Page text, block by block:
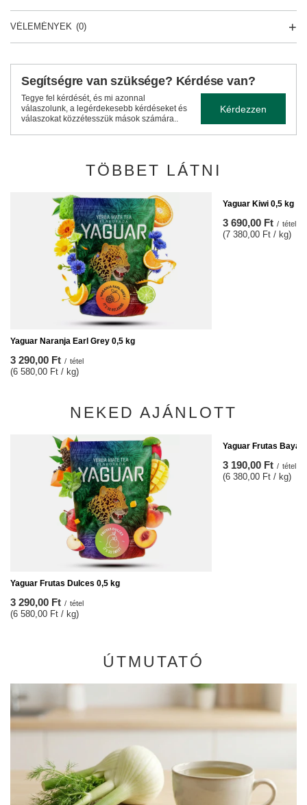
VÉLEMÉNYEK (0)
Segítségre van szüksége? Kérdése van?
Tegye fel kérdését, és mi azonnal
válaszolunk, a legérdekesebb kérdéseket és
válaszokat közzétesszük mások számára..
Kérdezzen
TÖBBET LÁTNI
Yaguar Naranja Earl Grey 0,5 kg
3 290,00 Ft / tétel
(6 580,00 Ft / kg)
Yaguar Kiwi 0,5 kg
3 690,00 Ft / tétel
(7 380,00 Ft / kg)
NEKED AJÁNLOTT
Yaguar Frutas Dulces 0,5 kg
3 290,00 Ft / tétel
(6 580,00 Ft / kg)
Yaguar Frutas Bayas
3 190,00 Ft / tétel
(6 380,00 Ft / kg)
ÚTMUTATÓ